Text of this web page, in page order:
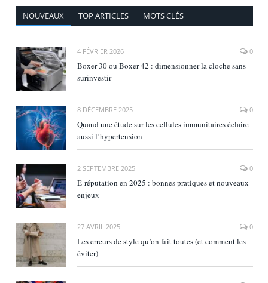
NOUVEAUX TOP ARTICLES MOTS CLÉS
4 FÉVRIER 2026 0
Boxer 30 ou Boxer 42 : dimensionner la cloche sans
surinvestir
8 DÉCEMBRE 2025 0
Quand une étude sur les cellules immunitaires éclaire
aussi l’hypertension
2 SEPTEMBRE 2025 0
E‑réputation en 2025 : bonnes pratiques et nouveaux
enjeux
27 AVRIL 2025 0
Les erreurs de style qu’on fait toutes (et comment les
éviter)